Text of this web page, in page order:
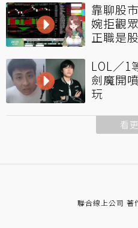
靠聊股
婉拒觀
正職是
LOL／1
劍魔開
玩
看
聯合線上公司 著